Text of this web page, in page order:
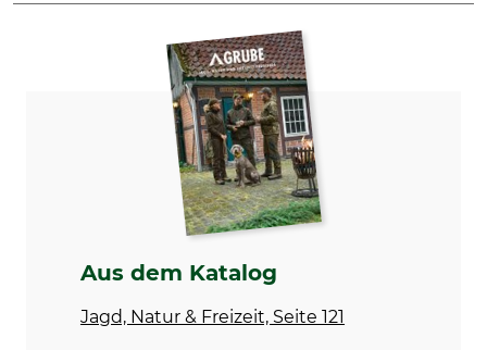
Produkttyp
Forstdiensthemd
Modellbezeichnung
Oberstoff
100% Baumwolle
Bleichen
Nicht bleichen
Nicht im Wäschetrockner
trocknen
Bügeln
Professionelle Textilpflege
Anlass
Aus dem Katalog
Jagd, Natur & Freizeit, Seite 121